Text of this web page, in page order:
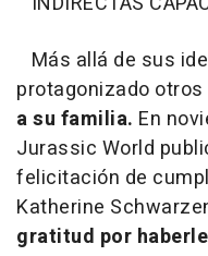
Más allá de sus
protagonizado
a su familia. En
Jurassic World
felicitación de
Katherine
gratitud por